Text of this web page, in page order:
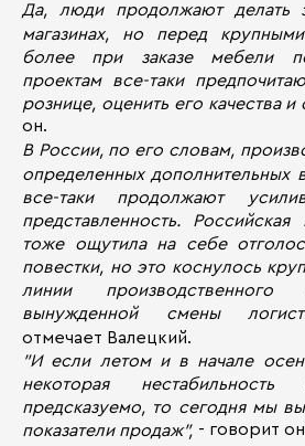
Да, люди продолжают делать
магазинах, но перед
более при заказе мебели
проектам все-таки
рознице, оценить его качества и
он.
В России, по его словам,
определенных дополнительных
все-таки продолжают
представленность. Российская
тоже ощутила на себе
повестки, но это коснулось
линии
вынужденной смены
отмечает Валецкий.
"И если летом и в начале
некоторая
предсказуемо, то сегодня мы
показатели продаж", - говорит